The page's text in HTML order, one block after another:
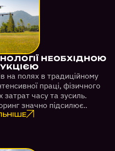
НЕОБХІДНОЮ
на полях в традиційному
праці, фізичного
часу та зусиль.
значно підсилює..